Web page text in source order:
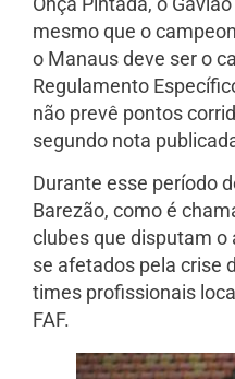
mesmo que o
o Manaus deve ser o
Regulamento
não prevê pontos
segundo nota
Durante esse período
Barezão, como é
clubes que disputam
se afetados pela crise
times profissionais
FAF.